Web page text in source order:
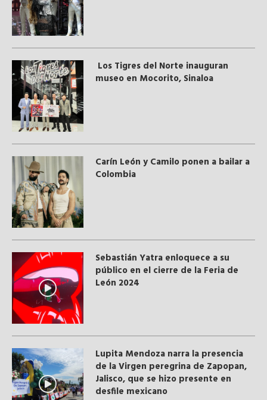
Los Tigres del Norte inauguran
museo en Mocorito, Sinaloa
Carín León y Camilo ponen a bailar a
Colombia
Sebastián Yatra enloquece a su
público en el cierre de la Feria de
León 2024
Lupita Mendoza narra la presencia
de la Virgen peregrina de Zapopan,
Jalisco, que se hizo presente en
desfile mexicano